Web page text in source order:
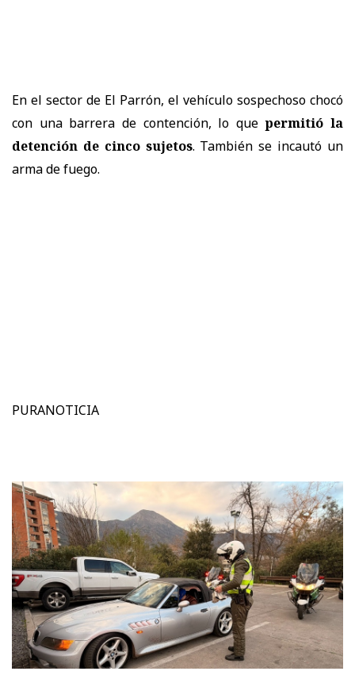
En el sector de El Parrón, el vehículo sospechoso chocó
con una barrera de contención, lo quepermitió la
detención de cinco sujetos. También se incautó un
arma de fuego.
PURANOTICIA